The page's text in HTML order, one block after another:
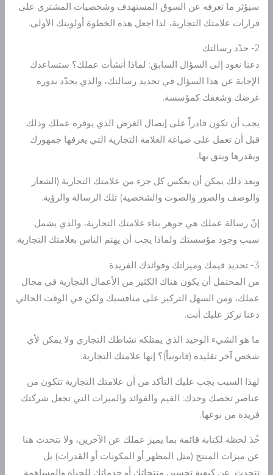
سيؤثر ما تعرفه عن السوق المستهدف وشخصيات المشتري على
قرارات علامتك التجارية، لذا اجعل هذه الخطوة أولويتك الأولى.
2- حدّد رسالتك
دعنا نعود إلى السؤال السابق: لماذا أنشأت عملك؟ ستساعدك
الإجابة عن هذا السؤال في تحديد رسالتك، والذي يحدّد بدوره
غرضك وشغفك كمؤسسة.
يجب أن تكون قادراً على إيصال الغرض الذي يوفره عملك وذلك
قبل أن تعمل على صياغة العلامة التجارية التي يعرفها جمهورك
ويقدرها ويثق بها.
وبعد ذلك يمكن أن يعكس كل جزء من علامتك التجارية (الشعار
والوصف والصور والصوت والشخصية) تلك الرسالة والرؤية.
إنّ رسالة عملك هي جوهر بناء علامتك التجارية، والذي يشمل
سبب وجود مؤسستك ولماذا يجب أن يهتم الناس بعلامتك التجارية.
3- تحديد قيمك وميزاتك وفوائدك الفريدة
من المحتمل أن يكون هناك الكثير من الأعمال التجارية في مجال
عملك، ومن السهل التركيز على منافسيك ولكن في الوقت الحالي
دعنا نركز عليك أنت.
ما هو الشيء الوحيد الذي يمتلكه نشاطك التجاري ولا يمكن لأي
شخص آخر تقليده (قانونياً)؟ إنها علامتك التجارية.
لهذا السبب يجب عليك التأكد من أن علامتك التجارية تتكون من
عناصر تخصك وحدك: القيم والفوائد والميزات التي تجعل شركتك
فريدة من نوعها.
خُذ لحظة لكتابة قائمة بما يميز عملك عن الآخرين، ولا نتحدث هنا
عن ميزات المنتج (مثل المظهر أو المكونات أو القدرات) بل
نتحدث عن كيفية تحسين منتجاتك أو خدماتك للحياة والمساهمة